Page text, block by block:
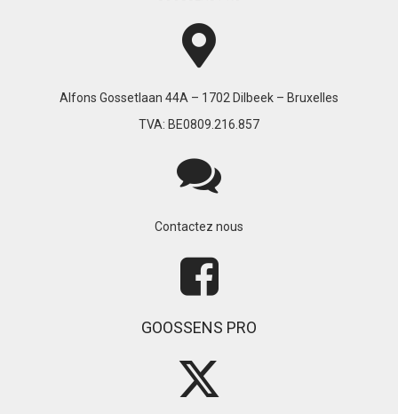
Alfons Gossetlaan 44A – 1702 Dilbeek – Bruxelles
TVA: BE0809.216.857
Contactez nous
GOOSSENS PRO